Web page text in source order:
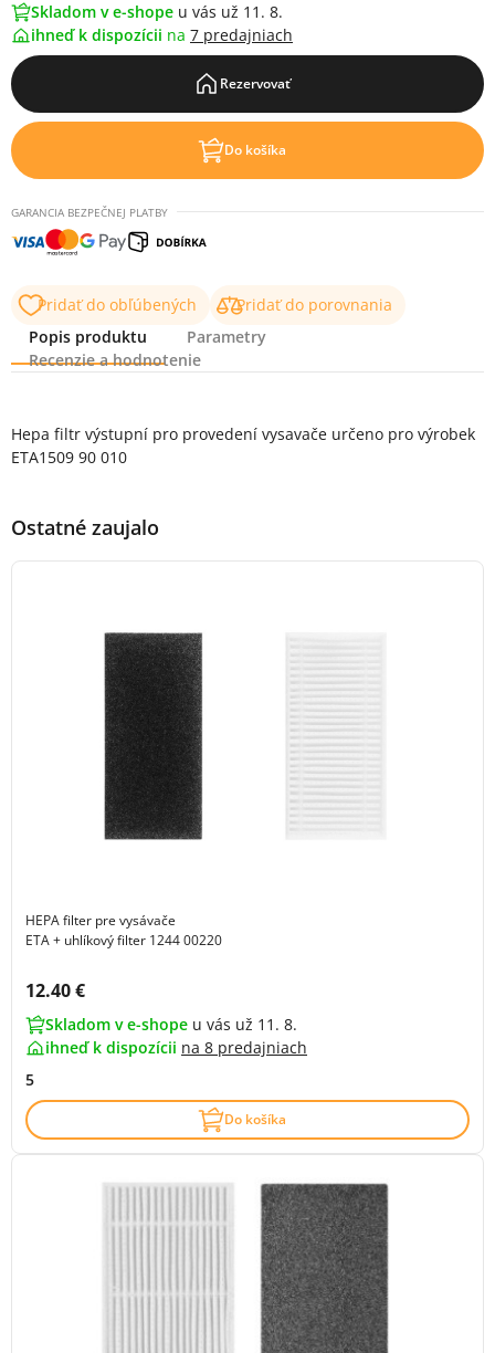
Skladom v e-shope u vás už 11. 8.
ihneď k dispozícii na 7 predajniach
Rezervovať
Do košíka
GARANCIA BEZPEČNEJ PLATBY
Pridať do obľúbených
Pridať do porovnania
Popis produktu
Parametry
Recenzie a hodnotenie
Hepa filtr výstupní pro provedení vysavače určeno pro výrobek
ETA1509 90 010
Ostatné zaujalo
HEPA filter pre vysávače
ETA + uhlíkový filter 1244 00220
Cena s DPH:
12.40 €
Skladom v e-shope u vás už 11. 8.
ihneď k dispozícii na 8 predajniach
5
Do košíka